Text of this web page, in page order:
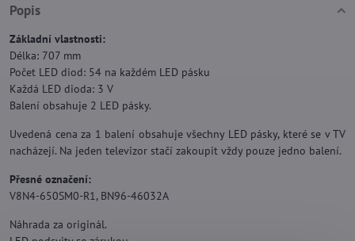
Popis
Základní vlastnosti:
Délka: 707 mm
Počet LED diod: 54 na každém LED pásku
Každá LED dioda: 3 V
Balení obsahuje 2 LED pásky.
Uvedená cena za 1 balení obsahuje všechny LED pásky, které se v TV
nacházejí. Na jeden televizor stačí zakoupit vždy pouze jedno balení.
Přesné označení:
V8N4-650SM0-R1, BN96-46032A
Náhrada za originál.